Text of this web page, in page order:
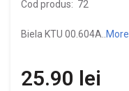
Cod produs: 72
Biela KTU 00.604A.. More
25.90 lei